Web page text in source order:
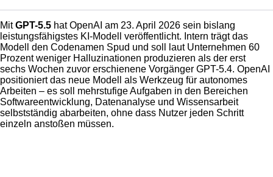
MitGPT-5.5 hat OpenAI am 23. April 2026 sein bislang
leistungsfähigstes KI-Modell veröffentlicht. Intern trägt das
Modell den Codenamen Spud und soll laut Unternehmen 60
Prozent weniger Halluzinationen produzieren als der erst
sechs Wochen zuvor erschienene Vorgänger GPT-5.4. OpenAI
positioniert das neue Modell als Werkzeug für autonomes
Arbeiten – es soll mehrstufige Aufgaben in den Bereichen
Softwareentwicklung, Datenanalyse und Wissensarbeit
selbstständig abarbeiten, ohne dass Nutzer jeden Schritt
einzeln anstoßen müssen.